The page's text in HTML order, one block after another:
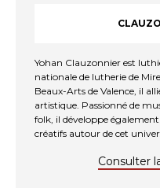
Yohan Clauzonnier est
nationale de lutherie de
Beaux-Arts de Valence, il
artistique. Passionné de
folk, il développe
créatifs autour de cet
Consulter